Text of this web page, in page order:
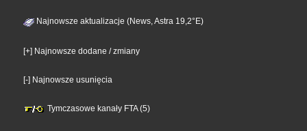
Najnowsze aktualizacje (News, Astra 19,2°E)
[+] Najnowsze dodane / zmiany
[-] Najnowsze usunięcia
Tymczasowe kanały FTA (5)